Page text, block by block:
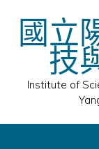
content國立
技
Institute of